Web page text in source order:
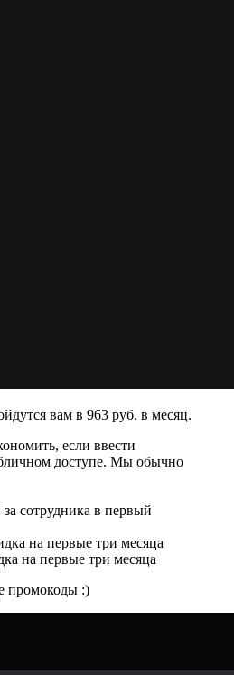
вам в 963 руб. в месяц.
если ввести
доступе. Мы обычно
сотрудника в первый
на первые три месяца
на первые три месяца
промокоды :)